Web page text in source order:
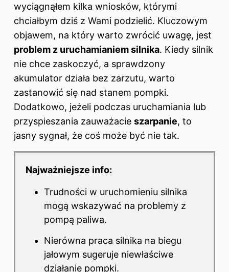
wyciągnąłem kilka wniosków, którymi
chciałbym dziś z Wami podzielić. Kluczowym
objawem, na który warto zwrócić uwagę, jest
problem z uruchamianiem silnika. Kiedy silnik
nie chce zaskoczyć, a sprawdzony
akumulator działa bez zarzutu, warto
zastanowić się nad stanem pompki.
Dodatkowo, jeżeli podczas uruchamiania lub
przyspieszania zauważacie szarpanie, to
jasny sygnał, że coś może być nie tak.
Najważniejsze info:
Trudności w uruchomieniu silnika
mogą wskazywać na problemy z
pompą paliwa.
Nierówna praca silnika na biegu
jałowym sugeruje niewłaściwe
działanie pompki.